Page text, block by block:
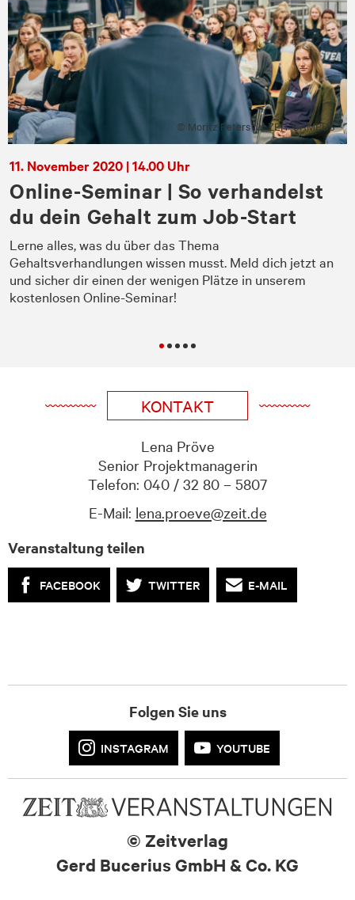
© Moritz Peters für ZEIT CAMPUS
11. November 2020 | 14.00 Uhr
Online-Seminar | So verhandelst
du dein Gehalt zum Job-Start
Lerne alles, was du über das Thema
Gehaltsverhandlungen wissen musst. Meld dich jetzt an
und sicher dir einen der wenigen Plätze in unserem
kostenlosen Online-Seminar!
KONTAKT
Lena Pröve
Senior Projektmanagerin
Telefon: 040 / 32 80 – 5807
E-Mail: lena.proeve@zeit.de
Veranstaltung teilen
FACEBOOK TWITTER E-MAIL
Folgen Sie uns
INSTAGRAM YOUTUBE
© Zeitverlag
Gerd Bucerius GmbH & Co. KG